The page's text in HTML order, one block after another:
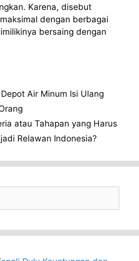
Karena, disebut
dengan berbagai
bersaing dengan
Air Minum Isi Ulang
atau Tahapan yang Harus
Relawan Indonesia?